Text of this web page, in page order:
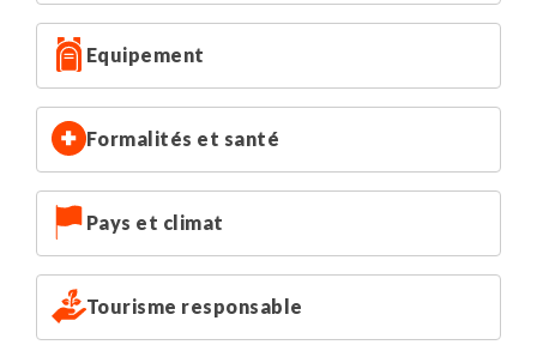
Equipement
Formalités et santé
Pays et climat
Tourisme responsable